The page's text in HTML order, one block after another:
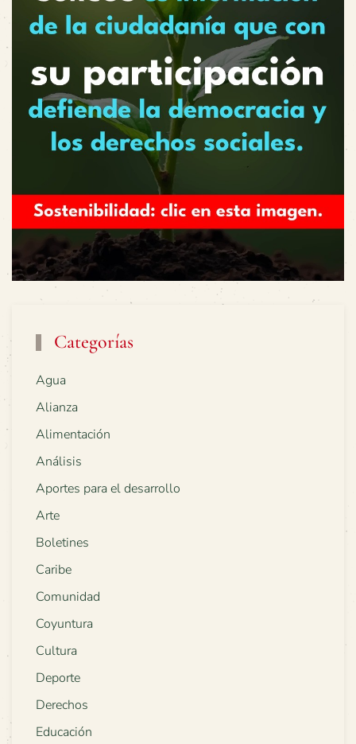
Categorías
Agua
Alianza
Alimentación
Análisis
Aportes para el desarrollo
Arte
Boletines
Caribe
Comunidad
Coyuntura
Cultura
Deporte
Derechos
Educación